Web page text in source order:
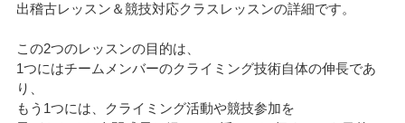
出稽古レッスン＆競技対応クラスレッスンの詳細です。
この2つのレッスンの目的は、
1つにはチームメンバーのクライミング技術自体の伸長であ
り、
もう1つには、クライミング活動や競技参加を